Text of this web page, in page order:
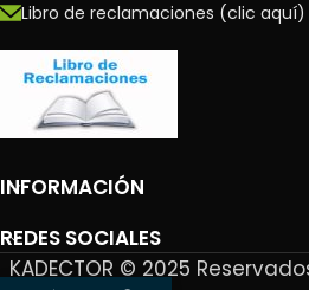
Libro de reclamaciones (clic aquí)
INFORMACIÓN
REDES SOCIALES
KADECTOR © 2025